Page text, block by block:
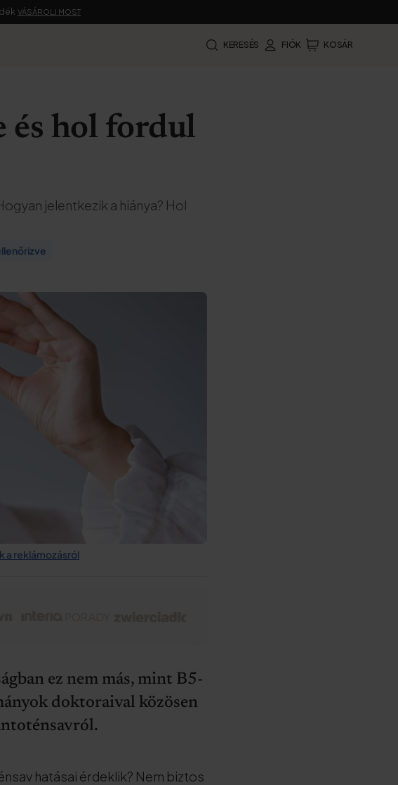
VÁSÁROLJ MOST
KERESÉS FIÓK KOSÁR
és hol fordul
jelentkezik a hiánya? Hol
a reklámozásról
ez nem más, mint B5-
doktoraival közösen
hatásai érdeklik? Nem biztos